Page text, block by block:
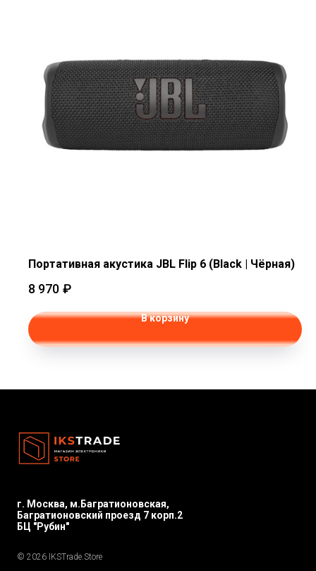
Портативная акустика JBL Flip 6 (Black | Чёрная)
8 970 ₽
В корзину
г. Москва, м.Багратионовская,
Багратионовский проезд 7 корп.2
БЦ "Рубин"
© 2026 IKSTrade.Store